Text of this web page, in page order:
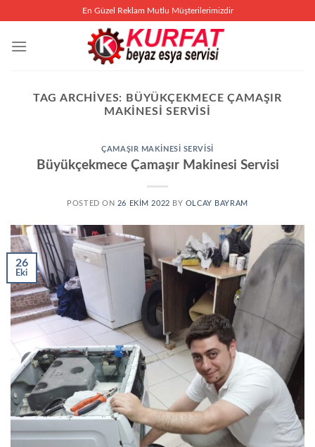
En Güzel Reklam Mutlu Müşterilerimizdir
TAG ARCHIVES:
BÜYÜKÇEKMECE ÇAMAŞIR
MAKINESI SERVISI
ÇAMAŞIR MAKINESI SERVISI
Büyükçekmece Çamaşır Makinesi Servisi
POSTED ON 26 EKIM 2022 BY OLCAY BAYRAM
26
Eki